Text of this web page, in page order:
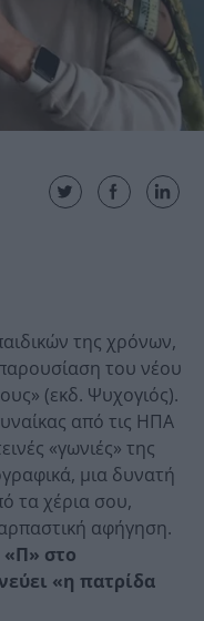
της χρόνων,
του νέου
(εκδ. Ψυχογιός).
από τις ΗΠΑ
«γωνιές» της
μια δυνατή
τα χέρια σου,
αφήγηση.
«Π» στο
«η πατρίδα